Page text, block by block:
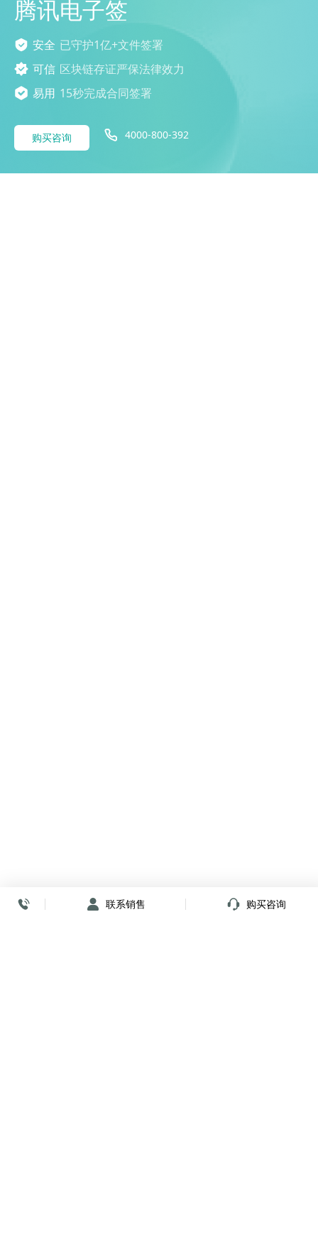
腾讯电子签
安全 已守护1亿+文件签署
可信 区块链存证严保法律效力
易用 15秒完成合同签署
购买咨询 4000-800-392
联系销售 购买咨询